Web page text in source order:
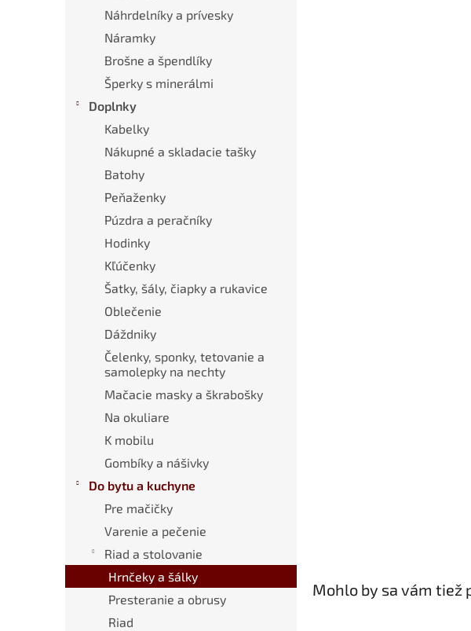
Náhrdelníky a prívesky
Náramky
Brošne a špendlíky
Šperky s minerálmi
Doplnky
Kabelky
Nákupné a skladacie tašky
Batohy
Peňaženky
Púzdra a peračníky
Hodinky
Kľúčenky
Šatky, šály, čiapky a rukavice
Oblečenie
Dáždniky
Čelenky, sponky, tetovanie a
samolepky na nechty
Mačacie masky a škrabošky
Na okuliare
K mobilu
Gombíky a nášivky
Do bytu a kuchyne
Pre mačičky
Varenie a pečenie
Riad a stolovanie
Hrnčeky a šálky
Presteranie a obrusy
Riad
Mohlo by sa vám tiež